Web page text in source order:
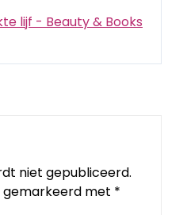
lijf - Beauty & Books
niet gepubliceerd.
gemarkeerd met *